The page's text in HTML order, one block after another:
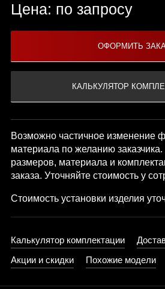
Цена: по запросу
Возможно частичное изменение
материала по желанию
размеров, материала и
заказа. Уточняйте стоимость у
Стоимость установки изделия
Калькулятор комплектации
Акции и скидки
Похожие модели